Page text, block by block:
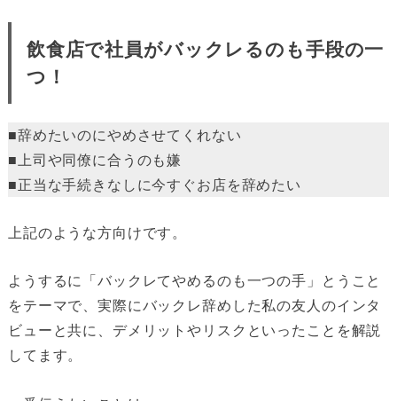
飲食店で社員がバックレるのも手段の一
つ！
■辞めたいのにやめさせてくれない
■上司や同僚に合うのも嫌
■正当な手続きなしに今すぐお店を辞めたい
上記のような方向けです。
ようするに「バックレてやめるのも一つの手」とうこと
をテーマで、実際にバックレ辞めした私の友人のインタ
ビューと共に、デメリットやリスクといったことを解説
してます。